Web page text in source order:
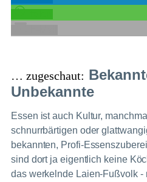
… zugeschaut:
Unbekannte
Essen ist auch Kultur,
schnurrbärtigen oder
bekannten, Profi-
sind dort ja eigentlich keine
das werkelnde Laien-Fußvolk -